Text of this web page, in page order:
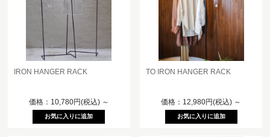
IRON HANGER RACK
価格：10,780円(税込) ～
TO IRON HANGER RACK
価格：12,980円(税込) ～